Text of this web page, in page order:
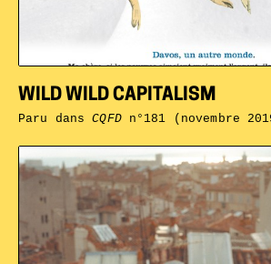
WILD WILD CAPITALISM
Paru dansCQFDn°181 (novembre